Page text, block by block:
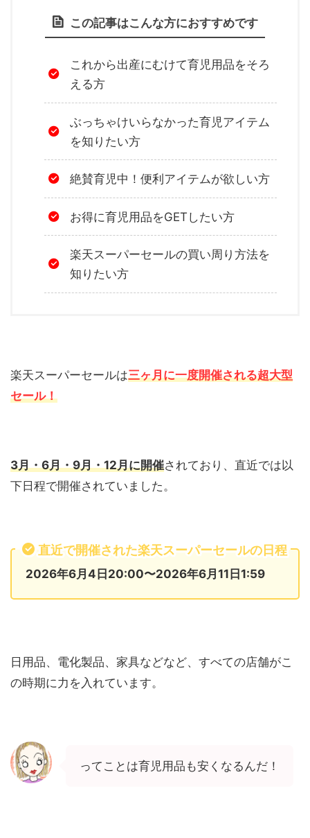
この記事はこんな方におすすめです
これから出産にむけて育児用品をそろ
える方
ぶっちゃけいらなかった育児アイテム
を知りたい方
絶賛育児中！便利アイテムが欲しい方
お得に育児用品をGETしたい方
楽天スーパーセールの買い周り方法を
知りたい方
楽天スーパーセールは三ヶ月に一度開催される超大型
セール！
3月・6月・9月・12月に開催されており、直近では以
下日程で開催されていました。
直近で開催された楽天スーパーセールの日程
2026年6月4日20:00〜2026年6月11日1:59
日用品、電化製品、家具などなど、すべての店舗がこ
の時期に力を入れています。
ってことは育児用品も安くなるんだ！